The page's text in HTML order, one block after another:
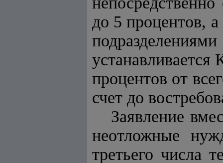
до 5 процентов,
процентов от
счет до
Заявление
неотложные
третьего числа